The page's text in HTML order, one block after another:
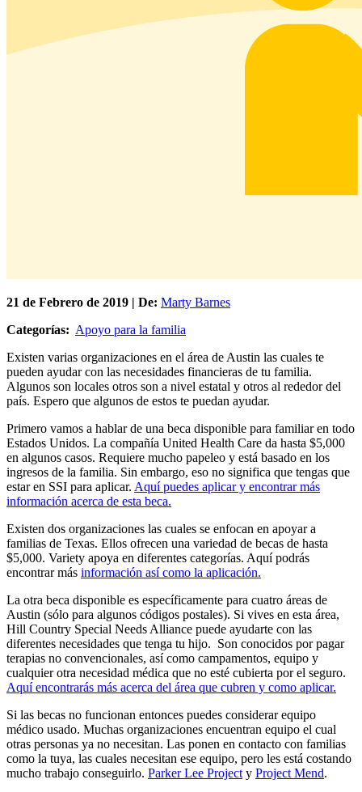
21 de Febrero de 2019 | De: Marty Barnes
Categorías: Apoyo para la familia
Existen varias organizaciones en el área de Austin las cuales te
pueden ayudar con las necesidades financieras de tu familia.
Algunos son locales otros son a nivel estatal y otros al rededor del
país. Espero que algunos de estos te puedan ayudar.
Primero vamos a hablar de una beca disponible para familiar en todo
Estados Unidos. La compañía United Health Care da hasta $5,000
en algunos casos. Requiere mucho papeleo y está basado en los
ingresos de la familia. Sin embargo, eso no significa que tengas que
estar en SSI para aplicar. Aquí puedes aplicar y encontrar más
información acerca de esta beca.
Existen dos organizaciones las cuales se enfocan en apoyar a
familias de Texas. Ellos ofrecen una variedad de becas de hasta
$5,000. Variety apoya en diferentes categorías. Aquí podrás
encontrar más información así como la aplicación.
La otra beca disponible es específicamente para cuatro áreas de
Austin (sólo para algunos códigos postales). Si vives en esta área,
Hill Country Special Needs Alliance puede ayudarte con las
diferentes necesidades que tenga tu hijo. Son conocidos por pagar
terapias no convencionales, así como campamentos, equipo y
cualquier otra necesidad médica que no esté cubierta por el seguro.
Aquí encontrarás más acerca del área que cubren y como aplicar.
Si las becas no funcionan entonces puedes considerar equipo
médico usado. Muchas organizaciones encuentran equipo el cual
otras personas ya no necesitan. Las ponen en contacto con familias
como la tuya, las cuales necesitan ese equipo, pero les está costando
mucho trabajo conseguirlo. Parker Lee Project y Project Mend.